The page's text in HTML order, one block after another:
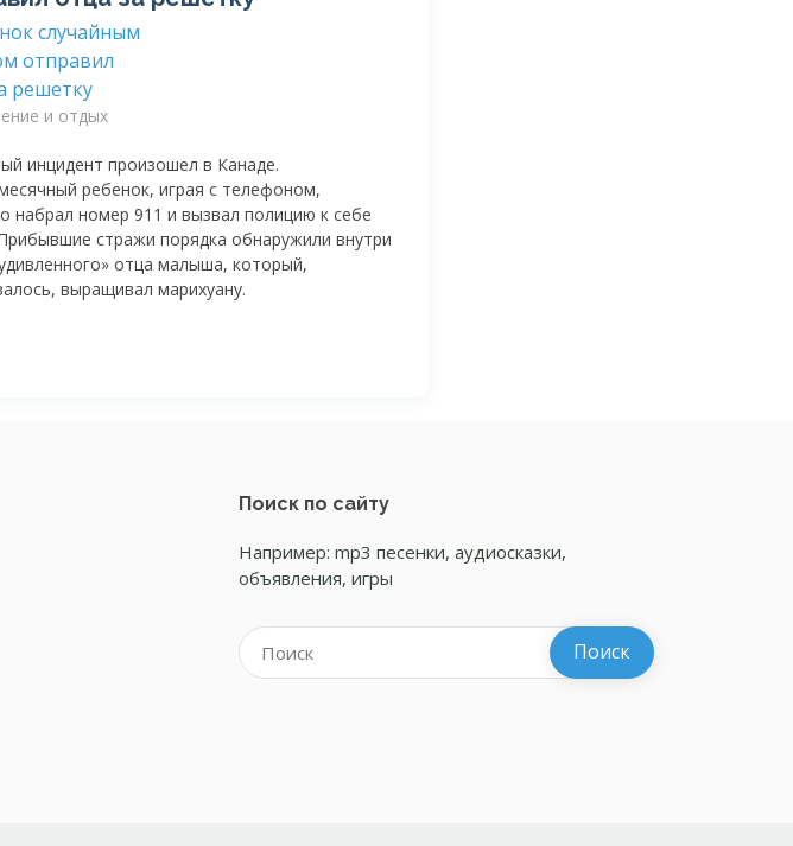
и отдых
инцидент произошел в Канаде.
ребенок, играя с телефоном,
набрал номер 911 и вызвал полицию к себе
стражи порядка обнаружили внутри
отца малыша, который,
выращивал марихуану.
Поиск по сайту
Например: mp3 песенки, аудиосказки,
объявления, игры